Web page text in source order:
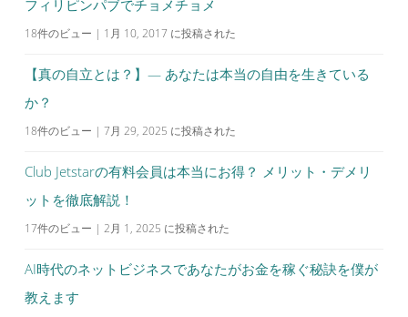
フィリピンパブでチョメチョメ
18件のビュー | 1月 10, 2017 に投稿された
【真の自立とは？】— あなたは本当の自由を生きている
か？
18件のビュー | 7月 29, 2025 に投稿された
Club Jetstarの有料会員は本当にお得？ メリット・デメリ
ットを徹底解説！
17件のビュー | 2月 1, 2025 に投稿された
AI時代のネットビジネスであなたがお金を稼ぐ秘訣を僕が
教えます